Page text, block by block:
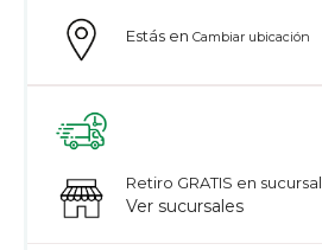
Estás en Cambiar ubicación
Retiro GRATIS en sucursal
Ver sucursales